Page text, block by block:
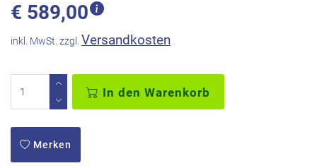
€ 589,00
inkl. MwSt. zzgl. Versandkosten
In den Warenkorb
Merken